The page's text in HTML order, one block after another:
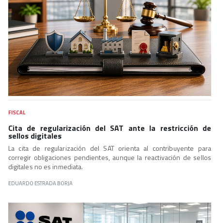
FISCAL
Cita de regularización del SAT ante la restricción de
sellos digitales
La cita de regularización del SAT orienta al contribuyente para
corregir obligaciones pendientes, aunque la reactivación de sellos
digitales no es inmediata.
EDUARDO ESTRADA BORJA